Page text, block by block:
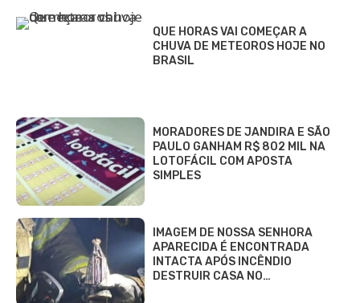
QUE HORAS VAI COMEÇAR A
CHUVA DE METEOROS HOJE NO
BRASIL
MORADORES DE JANDIRA E SÃO
PAULO GANHAM R$ 802 MIL NA
LOTOFÁCIL COM APOSTA
SIMPLES
IMAGEM DE NOSSA SENHORA
APARECIDA É ENCONTRADA
INTACTA APÓS INCÊNDIO
DESTRUIR CASA NO…